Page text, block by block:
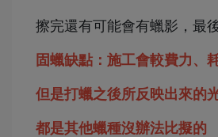
擦完還有可能會有蠟影，最
固蠟缺點：施工會較費力、
但是打蠟之後所反映出來的
都是其他蠟種沒辦法比擬的